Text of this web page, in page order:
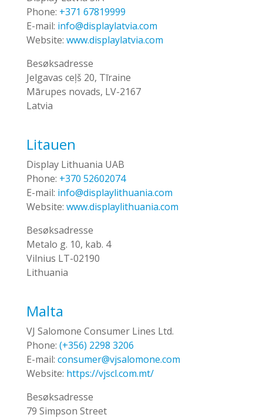
Phone: +371 67819999
E-mail: info@displaylatvia.com
Website: www.displaylatvia.com
Besøksadresse
Jelgavas ceļš 20, Tīraine
Mārupes novads, LV-2167
Latvia
Litauen
Display Lithuania UAB
Phone: +370 52602074
E-mail: info@displaylithuania.com
Website: www.displaylithuania.com
Besøksadresse
Metalo g. 10, kab. 4
Vilnius LT-02190
Lithuania
Malta
VJ Salomone Consumer Lines Ltd.
Phone: (+356) 2298 3206
E-mail: consumer@vjsalomone.com
Website: https://vjscl.com.mt/
Besøksadresse
79 Simpson Street